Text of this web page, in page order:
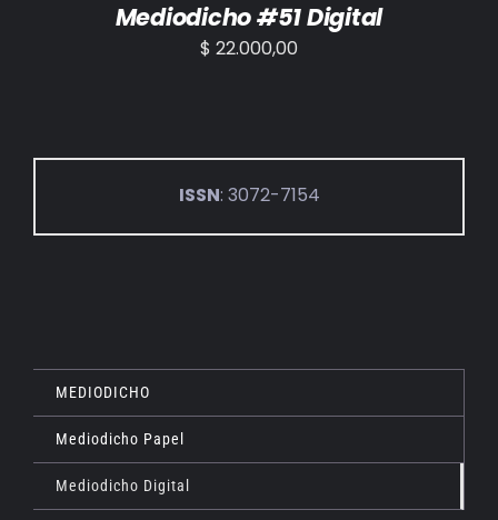
Mediodicho #51 Digital
$ 22.000,00
ISSN: 3072-7154
MEDIODICHO
Mediodicho Papel
Mediodicho Digital